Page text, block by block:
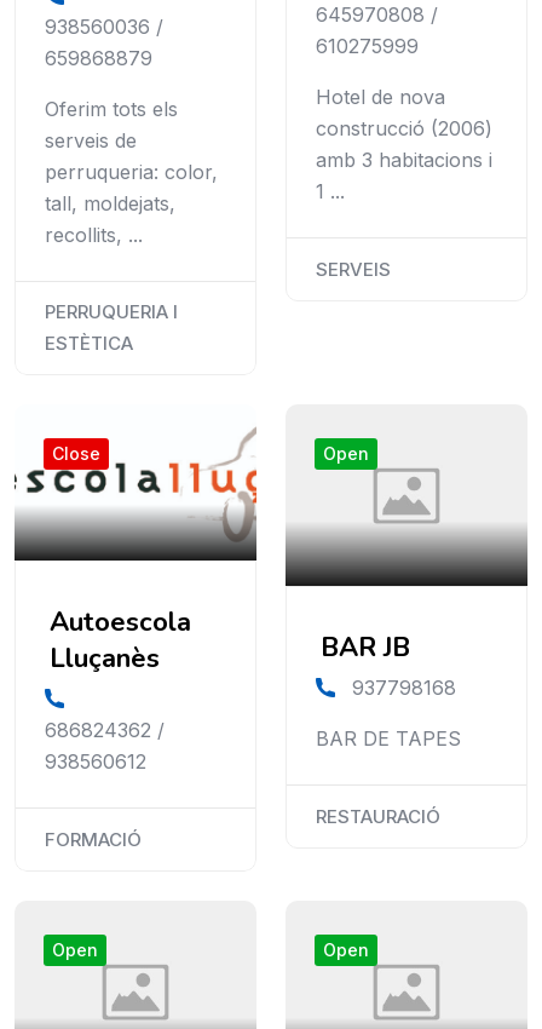
938560036 /
659868879
Oferim tots els
serveis de
perruqueria: color,
tall, moldejats,
recollits, ...
PERRUQUERIA I
ESTÈTICA
645970808 /
610275999
Hotel de nova
construcció (2006)
amb 3 habitacions i
1 ...
SERVEIS
Close
Autoescola
Lluçanès
686824362 /
938560612
FORMACIÓ
Open
BAR JB
937798168
BAR DE TAPES
RESTAURACIÓ
Open Open